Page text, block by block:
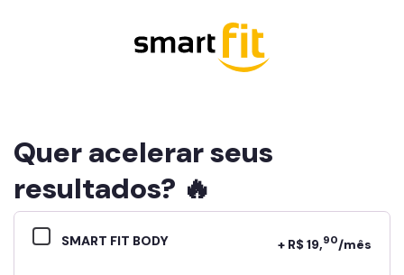
Quer acelerar seus
resultados? 🔥
SMART FIT BODY + R$ 19,90/mês